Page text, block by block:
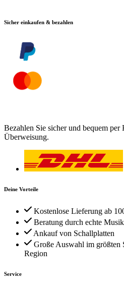
Sicher einkaufen & bezahlen
Bezahlen Sie sicher und bequem
Überweisung.
Deine Vorteile
Kostenlose Lieferung ab
Beratung durch echte
Ankauf von Schallplatten
Große Auswahl im
Region
Service